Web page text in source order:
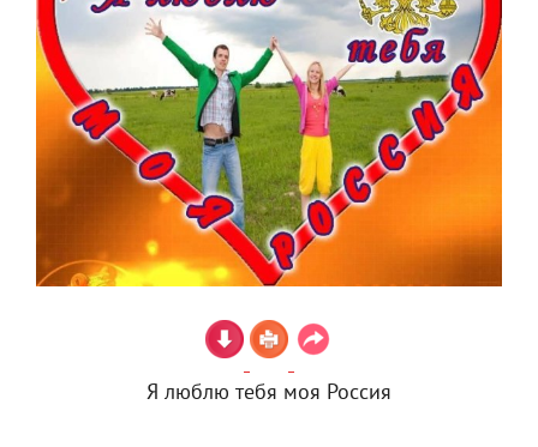
Я люблю тебя моя Россия